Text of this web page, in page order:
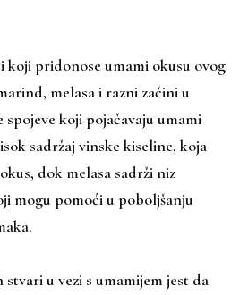
pridonose umami okusu ovog
melasa i razni začini u
koji pojačavaju umami
sadržaj vinske kiseline, koja
dok melasa sadrži niz
mogu pomoći u poboljšanju
u vezi s umamijem jest da